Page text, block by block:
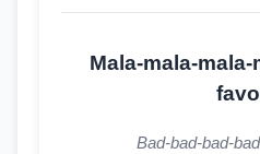
Mala-mala-
Bad-bad-bad-